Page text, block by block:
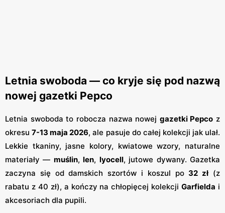
Letnia swoboda — co kryje się pod nazwą
nowej gazetki Pepco
Letnia swoboda to robocza nazwa nowej gazetki Pepco z
okresu7-13 maja 2026, ale pasuje do całej kolekcji jak ulał.
Lekkie tkaniny, jasne kolory, kwiatowe wzory, naturalne
materiały — muślin,len, lyocell, jutowe dywany. Gazetka
zaczyna się od damskich szortów i koszul po32 zł(z
rabatu z 40 zł), a kończy na chłopięcej kolekcjiGarfielda i
akcesoriach dla pupili.